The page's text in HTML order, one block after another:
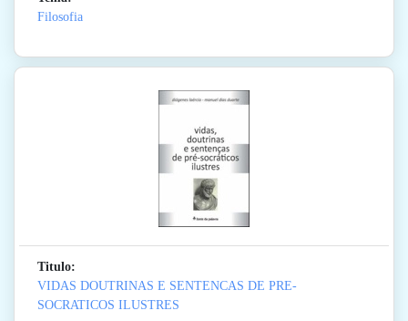
Filosofia
Titulo:
VIDAS DOUTRINAS E SENTENCAS DE PRE-
SOCRATICOS ILUSTRES